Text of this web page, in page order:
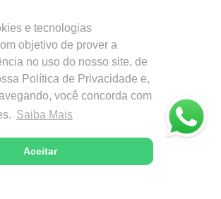
e tecnologias
objetivo de prover a
no uso do nosso site, de
Política de Privacidade e,
você concorda com
Saiba Mais
Aceitar